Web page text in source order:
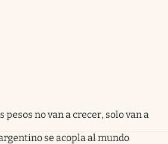
pesos no van a crecer, solo van a
se acopla al mundo